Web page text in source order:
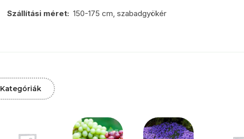
Szállítási méret: 150-175 cm, szabadgyökér
Kategóriák